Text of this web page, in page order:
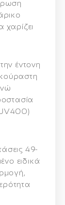
χαρίζει
έντονη
49-
ειδικά